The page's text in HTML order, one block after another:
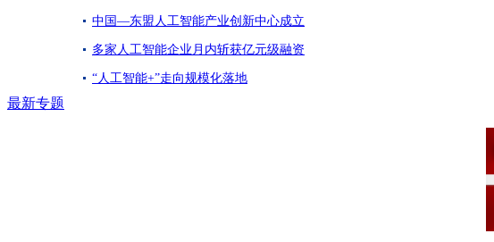
中国—东盟人工智能产业创新中心成立
多家人工智能企业月内斩获亿元级融资
“人工智能+”走向规模化落地
最新专题